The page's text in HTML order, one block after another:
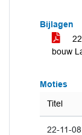
Bijlagen
bouw
Moties
Titel
22-11-